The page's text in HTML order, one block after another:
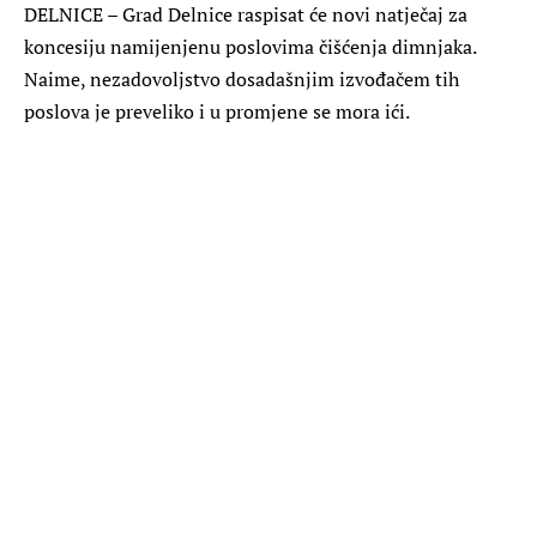
DELNICE – Grad Delnice raspisat će novi natječaj za
koncesiju namijenjenu poslovima čišćenja dimnjaka.
Naime, nezadovoljstvo dosadašnjim izvođačem tih
poslova je preveliko i u promjene se mora ići.